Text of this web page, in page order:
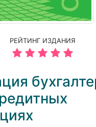
РЕЙТИНГ ИЗДАНИЯ